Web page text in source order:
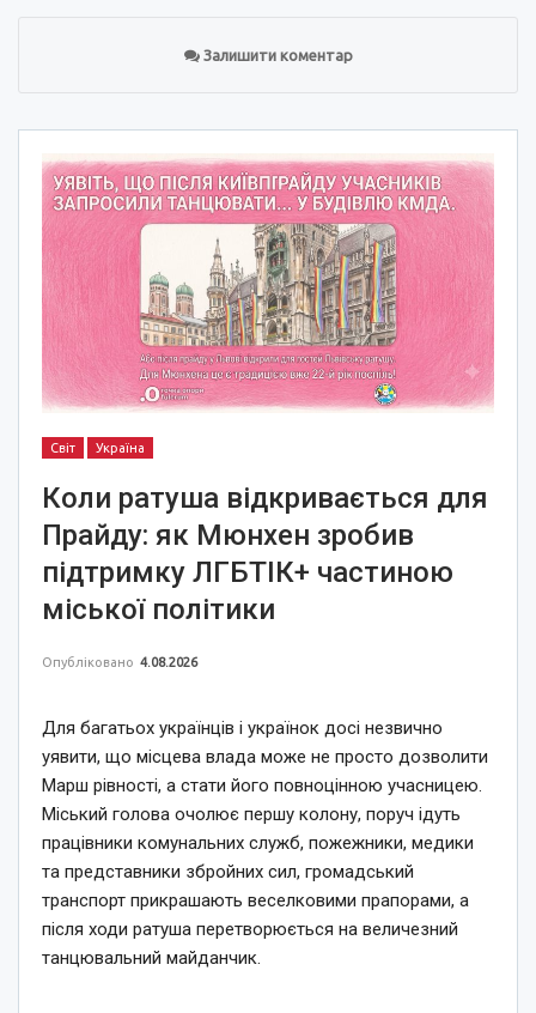
Залишити коментар
Світ Україна
Коли ратуша відкривається для
Прайду: як Мюнхен зробив
підтримку ЛГБТІК+ частиною
міської політики
Опубліковано 4.08.2026
Для багатьох українців і українок досі незвично
уявити, що місцева влада може не просто дозволити
Марш рівності, а стати його повноцінною учасницею.
Міський голова очолює першу колону, поруч ідуть
працівники комунальних служб, пожежники, медики
та представники збройних сил, громадський
транспорт прикрашають веселковими прапорами, а
після ходи ратуша перетворюється на величезний
танцювальний майданчик.